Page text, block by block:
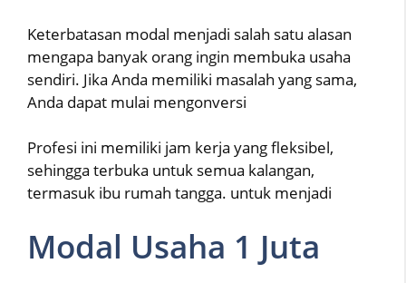
Keterbatasan modal menjadi salah satu alasan
mengapa banyak orang ingin membuka usaha
sendiri. Jika Anda memiliki masalah yang sama,
Anda dapat mulai mengonversi
Profesi ini memiliki jam kerja yang fleksibel,
sehingga terbuka untuk semua kalangan,
termasuk ibu rumah tangga. untuk menjadi
Modal Usaha 1 Juta